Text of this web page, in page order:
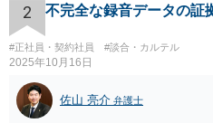
2 不完全な録音データの証
#正社員・契約社員 #談合・カルテル
2025年10月16日
佐山 亮介 弁護士